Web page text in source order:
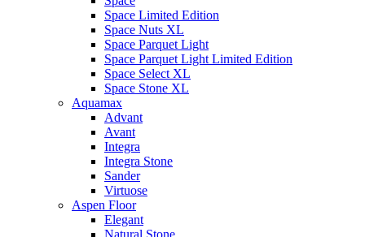
Space Limited Edition
Space Nuts XL
Space Parquet Light
Space Parquet Light Limited Edition
Space Select XL
Space Stone XL
Aquamax
Advant
Avant
Integra
Integra Stone
Sander
Virtuose
Aspen Floor
Elegant
Natural Stone